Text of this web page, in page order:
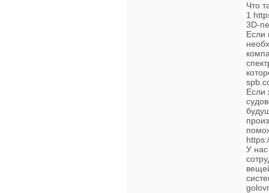
Что
1
3D-
Если
Если
У